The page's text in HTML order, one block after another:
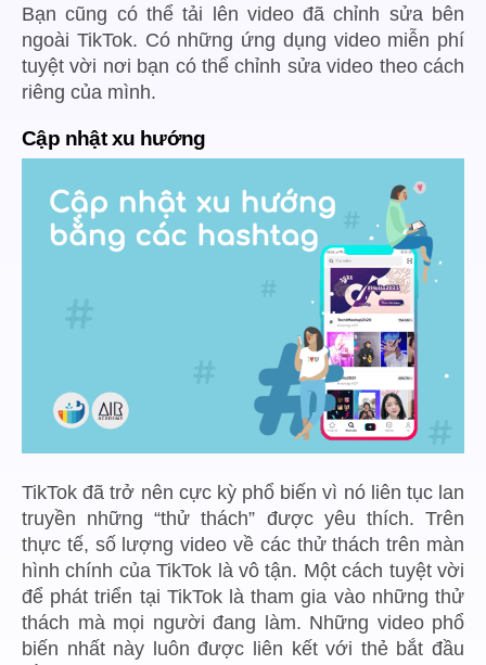
Bạn cũng có thể tải lên video đã chỉnh sửa bên
ngoài TikTok. Có những ứng dụng video miễn phí
tuyệt vời nơi bạn có thể chỉnh sửa video theo cách
riêng của mình.
Cập nhật xu hướng
TikTok đã trở nên cực kỳ phổ biến vì nó liên tục lan
truyền những “thử thách” được yêu thích. Trên
thực tế, số lượng video về các thử thách trên màn
hình chính của TikTok là vô tận. Một cách tuyệt vời
để phát triển tại TikTok là tham gia vào những thử
thách mà mọi người đang làm. Những video phổ
biến nhất này luôn được liên kết với thẻ bắt đầu